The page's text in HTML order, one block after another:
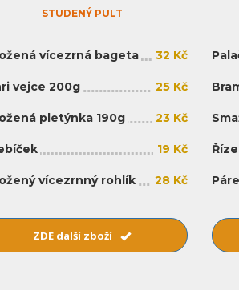
STUDENÝ PULT
vícezrná bageta 32 Kč
vejce 200g 25 Kč
pletýnka 190g 23 Kč
19 Kč
vícezrnný rohlík 28 Kč
ZDE další zboží